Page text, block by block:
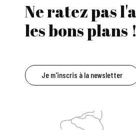
Ne ratez pas
les bons plans !
Je m'inscris à la newsletter